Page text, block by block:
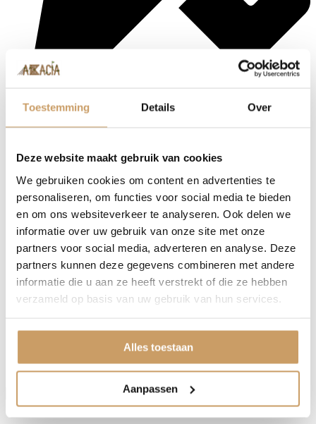
Toestemming Details Over
Deze website maakt gebruik van cookies
We gebruiken cookies om content en advertenties te
personaliseren, om functies voor social media te bieden
en om ons websiteverkeer te analyseren. Ook delen we
informatie over uw gebruik van onze site met onze
partners voor social media, adverteren en analyse. Deze
partners kunnen deze gegevens combineren met andere
informatie die u aan ze heeft verstrekt of die ze hebben
verzameld op basis van uw gebruik van hun services.
Alles toestaan
Aanpassen
Afmetingen: 640 x 115 x 180 cm
Veiligheidszone: 9,4 x 4,2 m